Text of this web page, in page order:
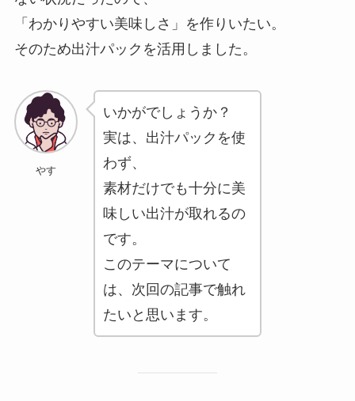
「わかりやすい美味しさ」を作りいたい。
そのため出汁パックを活用しました。
やす
いかがでしょうか？
実は、出汁パックを使
わず、
素材だけでも十分に美
味しい出汁が取れるの
です。
このテーマについて
は、次回の記事で触れ
たいと思います。